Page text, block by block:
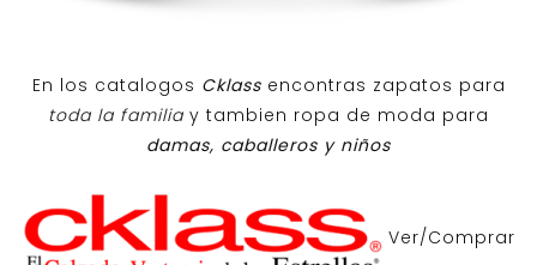
En los catalogos Cklass encontras zapatos para
toda la familiay tambien ropa de moda para
damas, caballeros y niños
Ver/Comprar